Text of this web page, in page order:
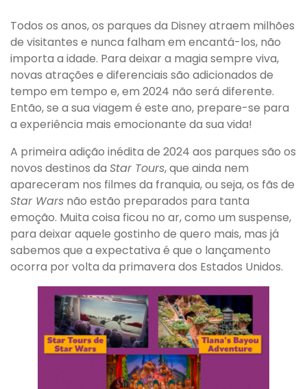
Todos os anos, os parques da Disney atraem milhões
de visitantes e nunca falham em encantá-los, não
importa a idade. Para deixar a magia sempre viva,
novas atrações e diferenciais são adicionados de
tempo em tempo e, em 2024 não será diferente.
Então, se a sua viagem é este ano, prepare-se para
a experiência mais emocionante da sua vida!
A primeira adição inédita de 2024 aos parques são os
novos destinos da Star Tours, que ainda nem
apareceram nos filmes da franquia, ou seja, os fãs de
Star Wars não estão preparados para tanta
emoção. Muita coisa ficou no ar, como um suspense,
para deixar aquele gostinho de quero mais, mas já
sabemos que a expectativa é que o lançamento
ocorra por volta da primavera dos Estados Unidos.